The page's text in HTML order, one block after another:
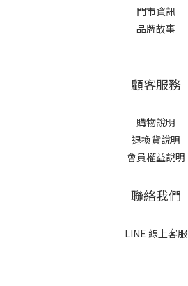
門市資訊
品牌故事
顧客服務
購物說明
退換貨說明
會員權益說明
聯絡我們
LINE 線上客服